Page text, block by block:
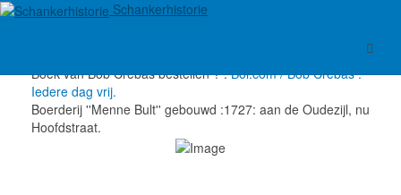
Schankerhistorie
Boek van Bob Crébas bestellen ? :Bol.com / Bob Crébas :
Iedere dag vrij.
Boerderij ''Menne Bult'' gebouwd :1727: aan de Oudezijl, nu
Hoofdstraat.